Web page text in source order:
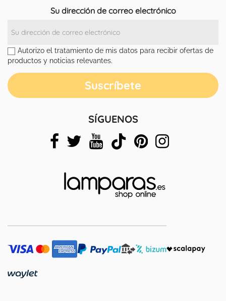
Su dirección de correo electrónico
Autorizo el tratamiento de mis datos para recibir ofertas de
productos y noticias relevantes.
SÍGUENOS